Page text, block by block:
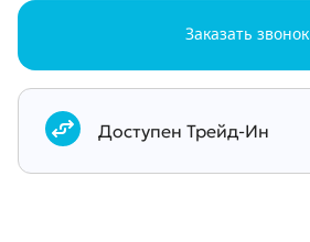
Заказать звонок
Документы
Доступен Трейд-Ин